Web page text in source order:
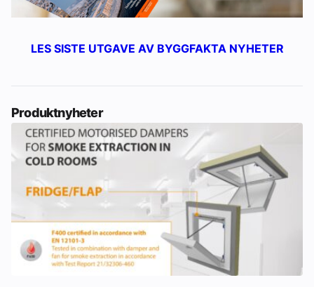
LES SISTE UTGAVE AV BYGGFAKTA NYHETER
Produktnyheter